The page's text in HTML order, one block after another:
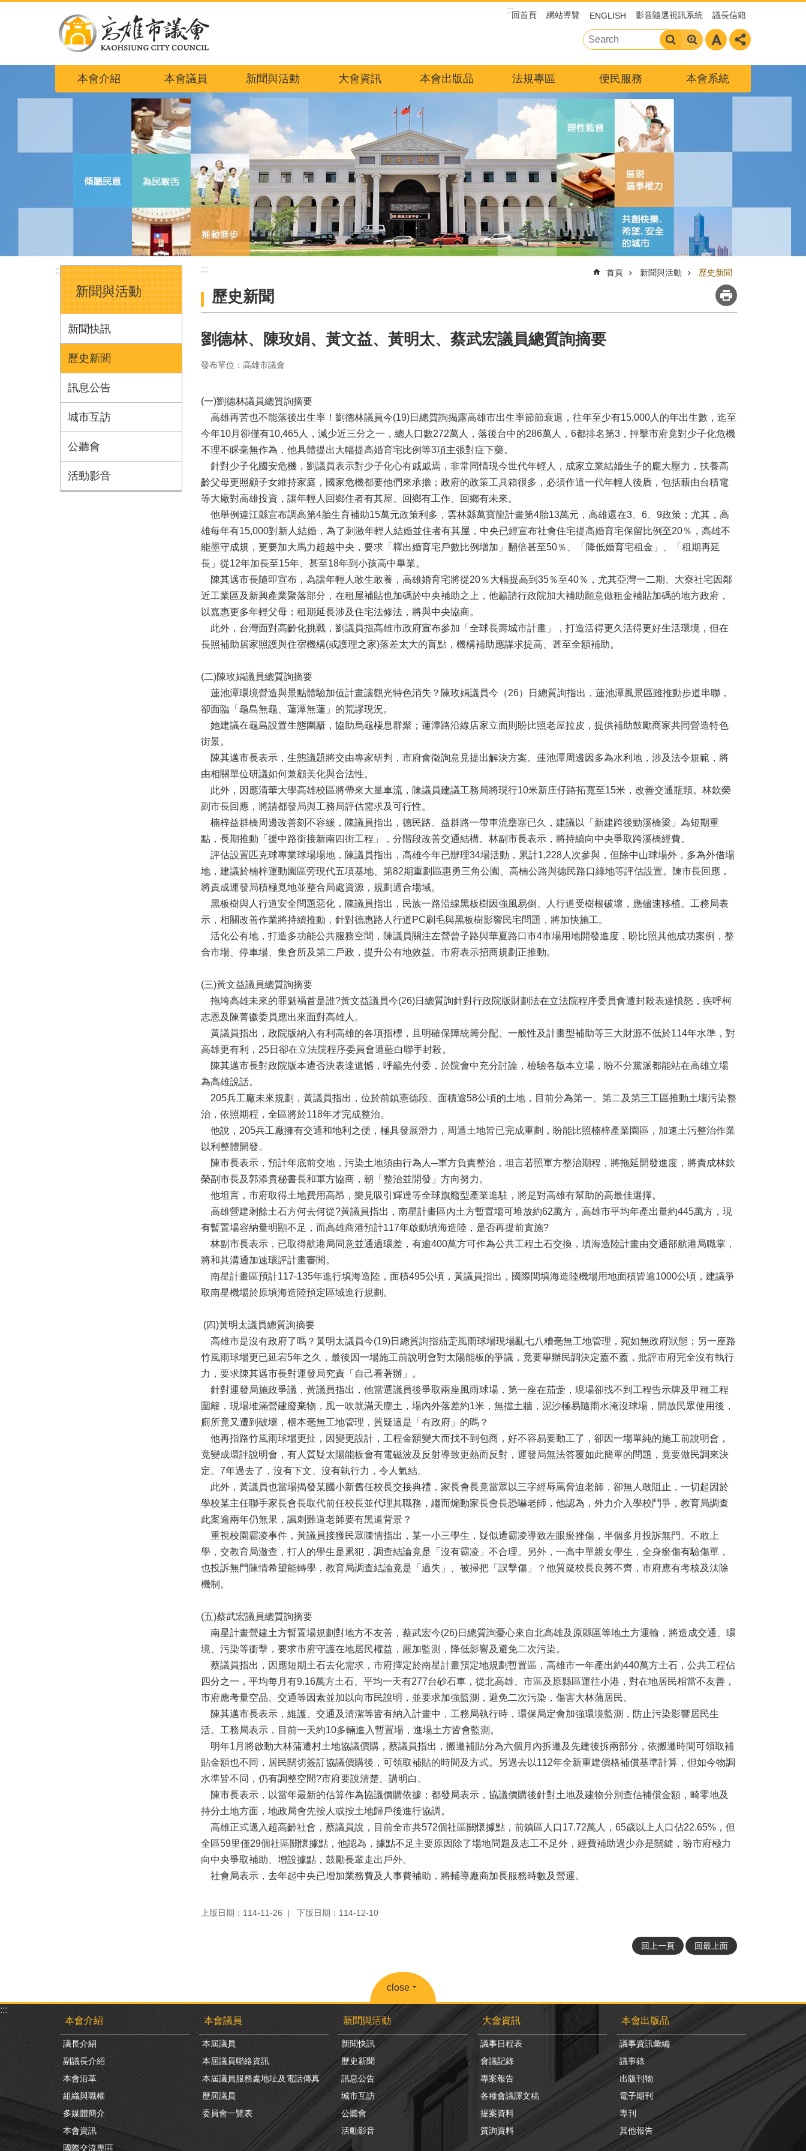
:::回首頁 網站導覽 ENGLISH 影音隨選視訊系統 議長信箱
本會介紹 本會議員 新聞與活動 大會資訊 本會出版品 法規專區 便民服務 本會系統
:::
新聞與活動
新聞快訊
歷史新聞
訊息公告
城市互訪
公聽會
活動影音
::: 首頁 新聞與活動 歷史新聞
歷史新聞
劉德林、陳玫娟、黃文益、黃明太、蔡武宏議員總質詢摘要
發布單位：高雄市議會
(一)劉德林議員總質詢摘要
高雄再苦也不能落後出生率！劉德林議員今(19)日總質詢揭露高雄市出生率節節衰退，往年至少有15,000人的年出生數，迄至
今年10月卻僅有10,465人，減少近三分之一，總人口數272萬人，落後台中的286萬人，6都排名第3，抨擊市府竟對少子化危機
不理不睬毫無作為，他具體提出大幅提高婚育宅比例等3項主張對症下藥。
針對少子化國安危機，劉議員表示對少子化心有戚戚焉，非常同情現今世代年輕人，成家立業結婚生子的龐大壓力，扶養高
齡父母更照顧子女維持家庭，國家危機都要他們來承擔；政府的政策工具箱很多，必須作這一代年輕人後盾，包括藉由台積電
等大廠對高雄投資，讓年輕人回鄉住者有其屋、回鄉有工作、回鄉有未來。
他舉例連江縣宣布調高第4胎生育補助15萬元政策利多，雲林縣萬寶龍計畫第4胎13萬元，高雄還在3、6、9政策；尤其，高
雄每年有15,000對新人結婚，為了刺激年輕人結婚並住者有其屋，中央已經宣布社會住宅提高婚育宅保留比例至20％，高雄不
能墨守成規，更要加大馬力超越中央，要求「釋出婚育宅戶數比例增加」翻倍甚至50％、「降低婚育宅租金」、「租期再延
長」從12年加長至15年、甚至18年到小孩高中畢業。
陳其邁市長隨即宣布，為讓年輕人敢生敢養，高雄婚育宅將從20％大幅提高到35％至40％，尤其亞灣一二期、大寮社宅因鄰
近工業區及新興產業聚落部分，在租屋補貼也加碼於中央補助之上，他籲請行政院加大補助願意做租金補貼加碼的地方政府，
以嘉惠更多年輕父母；租期延長涉及住宅法修法，將與中央協商。
此外，台灣面對高齡化挑戰，劉議員指高雄市政府宣布參加「全球長壽城市計畫」，打造活得更久活得更好生活環境，但在
長照補助居家照護與住宿機構(或護理之家)落差太大的盲點，機構補助應謀求提高、甚至全額補助。
(二)陳玫娟議員總質詢摘要
蓮池潭環境營造與景點體驗加值計畫讓觀光特色消失？陳玫娟議員今（26）日總質詢指出，蓮池潭風景區雖推動步道串聯，
卻面臨「龜島無龜、蓮潭無蓮」的荒謬現況。
她建議在龜島設置生態圍籬，協助烏龜棲息群聚；蓮潭路沿線店家立面則盼比照老屋拉皮，提供補助鼓勵商家共同營造特色
街景。
陳其邁市長表示，生態議題將交由專家研判，市府會徵詢意見提出解決方案。蓮池潭周邊因多為水利地，涉及法令規範，將
由相關單位研議如何兼顧美化與合法性。
此外，因應清華大學高雄校區將帶來大量車流，陳議員建議工務局將現行10米新庄仔路拓寬至15米，改善交通瓶頸。林欽榮
副市長回應，將請都發局與工務局評估需求及可行性。
楠梓益群橋周邊改善刻不容緩，陳議員指出，德民路、益群路一帶車流壅塞已久，建議以「新建跨後勁溪橋梁」為短期重
點，長期推動「援中路銜接新南四街工程」，分階段改善交通結構。林副市長表示，將持續向中央爭取跨溪橋經費。
評估設置匹克球專業球場場地，陳議員指出，高雄今年已辦理34場活動，累計1,228人次參與，但除中山球場外，多為外借場
地，建議於楠梓運動園區旁現代五項基地、第82期重劃區惠勇三角公園、高楠公路與德民路口綠地等評估設置。陳市長回應，
將責成運發局積極覓地並整合局處資源，規劃適合場域。
黑板樹與人行道安全問題惡化，陳議員指出，民族一路沿線黑板樹因強風易倒、人行道受樹根破壞，應儘速移植。工務局表
示，相關改善作業將持續推動，針對德惠路人行道PC刷毛與黑板樹影響民宅問題，將加快施工。
活化公有地，打造多功能公共服務空間，陳議員關注左營曾子路與華夏路口市4市場用地開發進度，盼比照其他成功案例，整
合市場、停車場、集會所及第二戶政，提升公有地效益。市府表示招商規劃正推動。
(三)黃文益議員總質詢摘要
拖垮高雄未來的罪魁禍首是誰?黃文益議員今(26)日總質詢針對行政院版財劃法在立法院程序委員會遭封殺表達憤怒，疾呼柯
志恩及陳菁徽委員應出來面對高雄人。
黃議員指出，政院版納入有利高雄的各項指標，且明確保障統籌分配、一般性及計畫型補助等三大財源不低於114年水準，對
高雄更有利，25日卻在立法院程序委員會遭藍白聯手封殺。
陳其邁市長對政院版本遭否決表達遺憾，呼籲先付委，於院會中充分討論，檢驗各版本立場，盼不分黨派都能站在高雄立場
為高雄說話。
205兵工廠未來規劃，黃議員指出，位於前鎮憲德段、面積逾58公頃的土地，目前分為第一、第二及第三工區推動土壤污染整
治，依照期程，全區將於118年才完成整治。
他說，205兵工廠擁有交通和地利之便，極具發展潛力，周遭土地皆已完成重劃，盼能比照楠梓產業園區，加速土污整治作業
以利整體開發。
陳市長表示，預計年底前交地，污染土地須由行為人─軍方負責整治，坦言若照軍方整治期程，將拖延開發進度，將責成林欽
榮副市長及郭添貴秘書長和軍方協商，朝「整治並開發」方向努力。
他坦言，市府取得土地費用高昂，樂見吸引輝達等全球旗艦型產業進駐，將是對高雄有幫助的高最佳選擇。
高雄營建剩餘土石方何去何從?黃議員指出，南星計畫區內土方暫置場可堆放約62萬方，高雄市平均年產出量約445萬方，現
有暫置場容納量明顯不足，而高雄商港預計117年啟動填海造陸，是否再提前實施?
林副市長表示，已取得航港局同意並通過環差，有逾400萬方可作為公共工程土石交換，填海造陸計畫由交通部航港局職掌，
將和其溝通加速環評計畫審閱。
南星計畫區預計117-135年進行填海造陸，面積495公頃，黃議員指出，國際間填海造陸機場用地面積皆逾1000公頃，建議爭
取南星機場於原填海造陸預定區域進行規劃。
(四)黃明太議員總質詢摘要
高雄市是沒有政府了嗎？黃明太議員今(19)日總質詢指茄萣風雨球場現場亂七八糟毫無工地管理，宛如無政府狀態；另一座路
竹風雨球場更已延宕5年之久，最後因一場施工前說明會對太陽能板的爭議，竟要舉辦民調決定蓋不蓋，批評市府完全沒有執行
力，要求陳其邁市長對運發局究責「自己看著辦」。
針對運發局施政爭議，黃議員指出，他當選議員後爭取兩座風雨球場，第一座在茄萣，現場卻找不到工程告示牌及甲種工程
圍籬，現場堆滿營建廢棄物，風一吹就滿天塵土，場內外落差約1米，無擋土牆，泥沙極易隨雨水淹沒球場，開放民眾使用後，
廁所竟又遭到破壞，根本毫無工地管理，質疑這是「有政府」的嗎？
他再指路竹風雨球場更扯，因變更設計，工程金額變大而找不到包商，好不容易要動工了，卻因一場單純的施工前說明會，
竟變成環評說明會，有人質疑太陽能板會有電磁波及反射導致更熱而反對，運發局無法答覆如此簡單的問題，竟要做民調來決
定。7年過去了，沒有下文、沒有執行力，令人氣結。
此外，黃議員也當場揭發某國小新舊任校長交接典禮，家長會長竟當眾以三字經辱罵脅迫老師，卻無人敢阻止，一切起因於
學校某主任聯手家長會長取代前任校長並代理其職務，繼而煽動家長會長恐嚇老師，他認為，外力介入學校鬥爭，教育局調查
此案逾兩年仍無果，諷刺難道老師要有黑道背景？
重視校園霸凌事件，黃議員接獲民眾陳情指出，某一小三學生，疑似遭霸凌導致左眼瘀挫傷，半個多月投訴無門、不敢上
學，交教育局澈查，打人的學生是累犯，調查結論竟是「沒有霸凌」不合理。另外，一高中單親女學生，全身瘀傷有驗傷單，
也投訴無門陳情希望能轉學，教育局調查結論竟是「過失」、被掃把「誤擊傷」？他質疑校長良莠不齊，市府應有考核及汰除
機制。
(五)蔡武宏議員總質詢摘要
南星計畫營建土方暫置場規劃對地方不友善，蔡武宏今(26)日總質詢憂心來自北高雄及原縣區等地土方運輸，將造成交通、環
境、污染等衝擊，要求市府守護在地居民權益，嚴加監測，降低影響及避免二次污染。
蔡議員指出，因應短期土石去化需求，市府擇定於南星計畫預定地規劃暫置區，高雄市一年產出約440萬方土石，公共工程佔
四分之一，平均每月有9.16萬方土石、平均一天有277台砂石車，從北高雄、市區及原縣區運往小港，對在地居民相當不友善，
市府應考量空品、交通等因素並加以向市民說明，並要求加強監測，避免二次污染，傷害大林蒲居民。
陳其邁市長表示，維護、交通及清潔等皆有納入計畫中，工務局執行時，環保局定會加強環境監測，防止污染影響居民生
活。工務局表示，目前一天約10多輛進入暫置場，進場土方皆會監測。
明年1月將啟動大林蒲遷村土地協議價購，蔡議員指出，搬遷補貼分為六個月內拆遷及先建後拆兩部分，依搬遷時間可領取補
貼金額也不同，居民關切簽訂協議價購後，可領取補貼的時間及方式。另過去以112年全新重建價格補償基準計算，但如今物調
水準皆不同，仍有調整空間?市府要說清楚、講明白。
陳市長表示，以當年最新的估算作為協議價購依據；都發局表示，協議價購後針對土地及建物分別查估補償金額，畸零地及
持分土地方面，地政局會先按人或按土地歸戶後進行協調。
高雄正式邁入超高齡社會，蔡議員說，目前全市共572個社區關懷據點，前鎮區人口17.72萬人，65歲以上人口佔22.65%，但
全區59里僅29個社區關懷據點，他認為，據點不足主要原因除了場地問題及志工不足外，經費補助過少亦是關鍵，盼市府極力
向中央爭取補助、增設據點，鼓勵長輩走出戶外。
社會局表示，去年起中央已增加業務費及人事費補助，將輔導廠商加長服務時數及營運。
上版日期：114-11-26 下版日期：114-12-10
回上一頁 回最上面
close
:::
本會介紹
議長介紹
副議長介紹
本會沿革
組織與職權
多媒體簡介
本會資訊
國際交流專區
本會議員
本屆議員
本屆議員聯絡資訊
本屆議員服務處地址及電話傳真
歷屆議員
委員會一覽表
新聞與活動
新聞快訊
歷史新聞
訊息公告
城市互訪
公聽會
活動影音
大會資訊
議事日程表
會議記錄
專案報告
各種會議譯文稿
提案資料
質詢資料
本會出版品
議事資訊彙編
議事錄
出版刊物
電子期刊
專刊
其他報告